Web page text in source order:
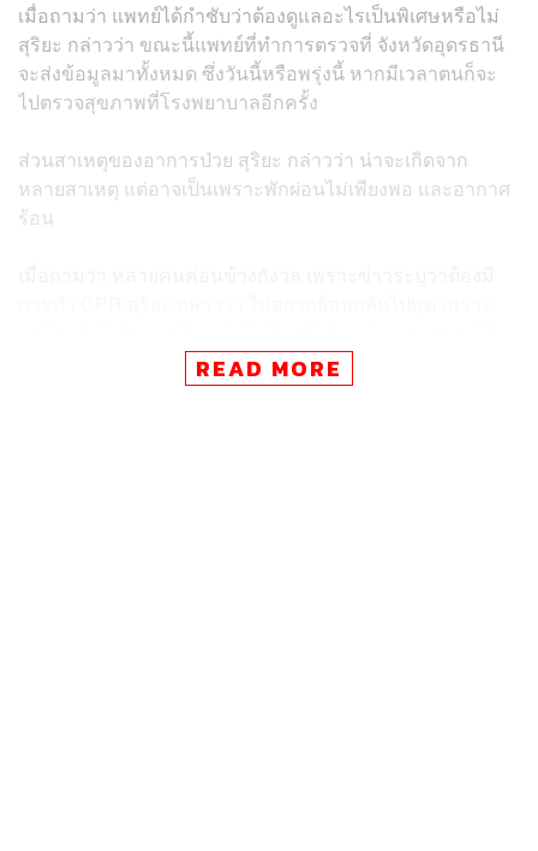
เมื่อถามว่า แพทย์ได้กำชับว่าต้องดูแลอะไรเป็นพิเศษหรือไม่
สุริยะ กล่าวว่า ขณะนี้แพทย์ที่ทำการตรวจที่ จังหวัดอุดรธานี
จะส่งข้อมูลมาทั้งหมด ซึ่งวันนี้หรือพรุ่งนี้ หากมีเวลาตนก็จะ
ไปตรวจสุขภาพที่โรงพยาบาลอีกครั้ง
ส่วนสาเหตุของอาการป่วย สุริยะ กล่าวว่า น่าจะเกิดจาก
หลายสาเหตุ แต่อาจเป็นเพราะพักผ่อนไม่เพียงพอ และอากาศ
ร้อน
ข่าวที่ได้ส่งข้อความให้กำลังใจ พร้อมทั้งยังยืนยันว่า สุขภาพ
ร่างกายยังแข็งแรง และสามารถทำงานได้
READ MORE